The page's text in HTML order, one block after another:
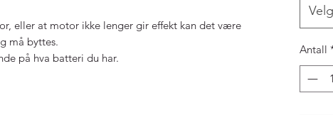
eller at motor ikke lenger gir effekt kan det være
må byttes.
på hva batteri du har.
Velg
Antall